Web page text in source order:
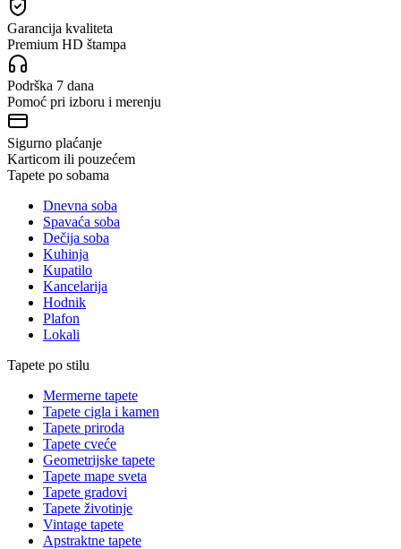
Garancija kvaliteta
Premium HD štampa
Podrška 7 dana
Pomoć pri izboru i merenju
Sigurno plaćanje
Karticom ili pouzećem
Tapete po sobama
Dnevna soba
Spavaća soba
Dečija soba
Kuhinja
Kupatilo
Kancelarija
Hodnik
Plafon
Lokali
Tapete po stilu
Mermerne tapete
Tapete cigla i kamen
Tapete priroda
Tapete cveće
Geometrijske tapete
Tapete mape sveta
Tapete gradovi
Tapete životinje
Vintage tapete
Apstraktne tapete